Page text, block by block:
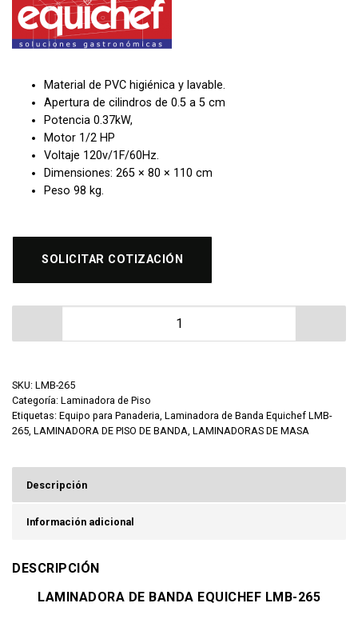
Material de PVC higiénica y lavable.
Apertura de cilindros de 0.5 a 5 cm
Potencia 0.37kW,
Motor 1/2 HP
Voltaje 120v/1F/60Hz.
Dimensiones: 265 × 80 × 110 cm
Peso 98 kg.
SOLICITAR COTIZACIÓN
Laminadora de Banda Equichef LMB-265 cantidad
SKU: LMB-265
Categoría: Laminadora de Piso
Etiquetas: Equipo para Panaderia, Laminadora de Banda Equichef LMB-
265, LAMINADORA DE PISO DE BANDA, LAMINADORAS DE MASA
Descripción
Información adicional
DESCRIPCIÓN
LAMINADORA DE BANDA EQUICHEF LMB-265